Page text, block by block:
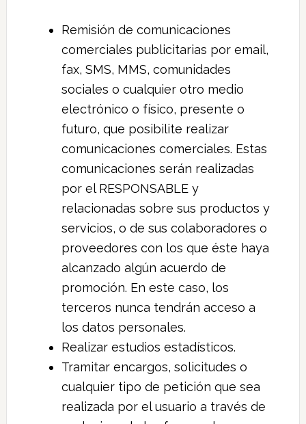
Remisión de comunicaciones
comerciales publicitarias por email,
fax, SMS, MMS, comunidades
sociales o cualquier otro medio
electrónico o físico, presente o
futuro, que posibilite realizar
comunicaciones comerciales. Estas
comunicaciones serán realizadas
por el RESPONSABLE y
relacionadas sobre sus productos y
servicios, o de sus colaboradores o
proveedores con los que éste haya
alcanzado algún acuerdo de
promoción. En este caso, los
terceros nunca tendrán acceso a
los datos personales.
Realizar estudios estadísticos.
Tramitar encargos, solicitudes o
cualquier tipo de petición que sea
realizada por el usuario a través de